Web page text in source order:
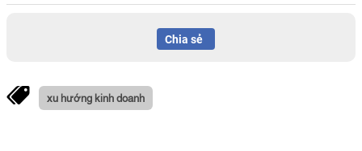
Chia sẻ
xu hướng kinh doanh